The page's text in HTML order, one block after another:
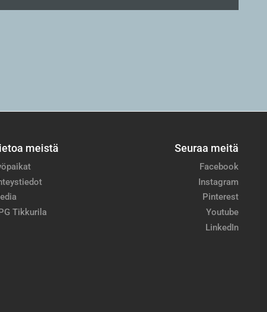
meistä
Tikkurila
Seuraa meitä
Facebook
Instagram
Pinterest
Youtube
LinkedIn